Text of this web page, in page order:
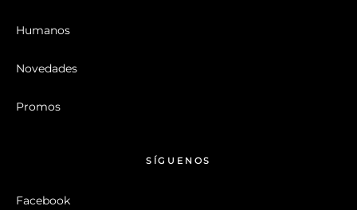
Humanos
Novedades
Promos
SÍGUENOS
Facebook